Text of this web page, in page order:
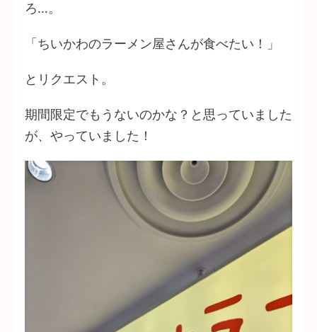
ろ…。
「ちいかわのラーメン屋さんが食べたい！」
とリクエスト。
期間限定でもうないのかな？と思っていました
が、やっていました！